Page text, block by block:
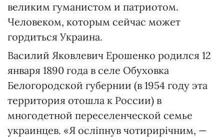
великим гуманистом и патриотом.
Человеком, которым сейчас может
гордиться Украина.
Василий Яковлевич Ерошенко родился 12
января 1890 года в селе Обуховка
Белогородской губернии (в 1954 году эта
территория отошла к России) в
многодетной переселенческой семье
украинцев. «Я осліпнув чотирирічним, —